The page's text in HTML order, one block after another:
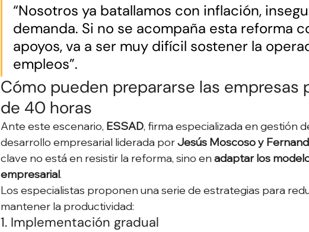
“Nosotros ya batallamos con inflación,
demanda. Si no se acompaña esta reforma
apoyos, va a ser muy difícil sostener la
empleos”.
Cómo pueden prepararse las empresas
de 40 horas
Ante este escenario, ESSAD, firma especializada en gestión
desarrollo empresarial liderada por Jesús Moscoso y
clave no está en resistir la reforma, sino en adaptar los
empresarial.
Los especialistas proponen una serie de estrategias para
mantener la productividad:
1. Implementación gradual